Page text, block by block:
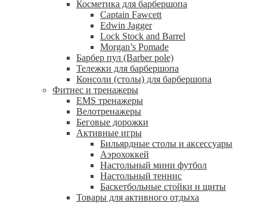
Косметика для барбершопа
Captain Fawcett
Edwin Jagger
Lock Stock and Barrel
Morgan’s Pomade
Барбер пул (Barber pole)
Тележки для барбершопа
Консоли (столы) для барбершопа
Фитнес и тренажеры
EMS тренажеры
Велотренажеры
Беговые дорожки
Активные игры
Бильярдные столы и аксессуары
Аэрохоккей
Настольный мини футбол
Настольный теннис
Баскетбольные стойки и щиты
Товары для активного отдыха